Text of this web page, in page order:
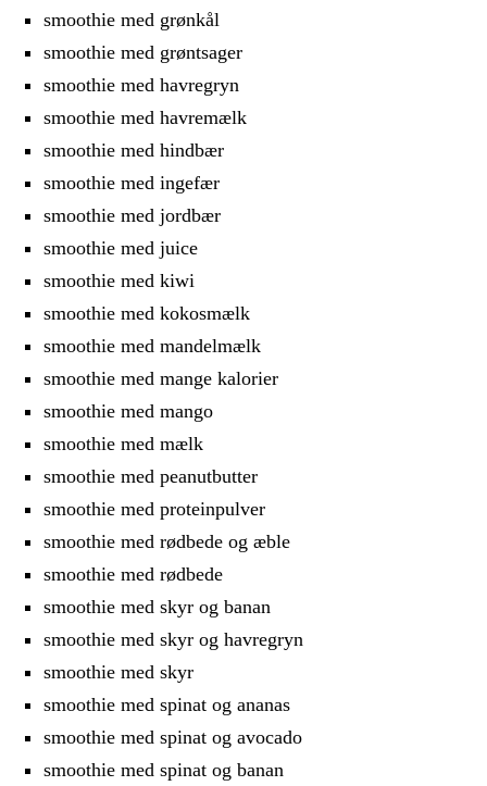
smoothie med grønkål
smoothie med grøntsager
smoothie med havregryn
smoothie med havremælk
smoothie med hindbær
smoothie med ingefær
smoothie med jordbær
smoothie med juice
smoothie med kiwi
smoothie med kokosmælk
smoothie med mandelmælk
smoothie med mange kalorier
smoothie med mango
smoothie med mælk
smoothie med peanutbutter
smoothie med proteinpulver
smoothie med rødbede og æble
smoothie med rødbede
smoothie med skyr og banan
smoothie med skyr og havregryn
smoothie med skyr
smoothie med spinat og ananas
smoothie med spinat og avocado
smoothie med spinat og banan